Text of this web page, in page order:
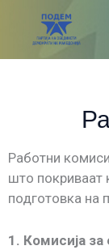
content
Работни
што покриваат
подготовка на
1. Комисија